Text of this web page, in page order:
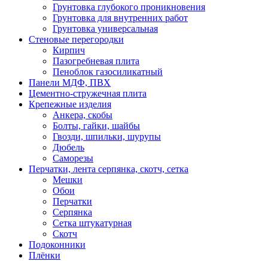
Грунтовка глубокого проникновения
Грунтовка для внутренних работ
Грунтовка универсальная
Стеновые перегородки
Кирпич
Пазогребневая плита
Пеноблок газосиликатный
Панели МДФ, ПВХ
Цементно-стружечная плита
Крепежные изделия
Анкера, скобы
Болты, гайки, шайбы
Гвозди, шпильки, шурупы
Дюбель
Саморезы
Перчатки, лента серпянка, скотч, сетка
Мешки
Обои
Перчатки
Серпянка
Сетка штукатурная
Скотч
Подоконники
Плёнки